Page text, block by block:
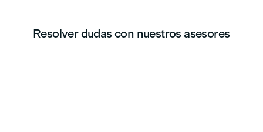
Resolver dudas con nuestros asesores